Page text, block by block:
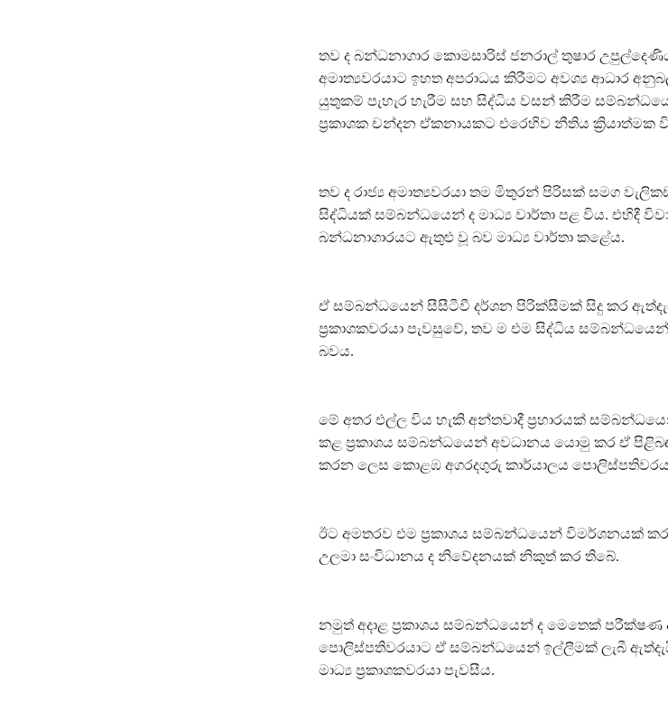
තව ද බන්ධනාගාර කොමසාරිස් ජනරාල් තුෂාර
අමාත්‍යවරයාට ඉහත අපරාධය කිරීමට අවශ්‍ය ආධාර
යුතුකම් පැහැර හැරීම සහ සිද්ධිය වසන් කිරීම
ප්‍රකාශක චන්දන ඒකනායකට එරෙහිව නීතිය ක්‍රියාත්මක
තව ද රාජ්‍ය අමාත්‍යවරයා තම මිතුරන් පිරිසක් සමග
සිද්ධියක් සම්බන්ධයෙන් ද මාධ්‍ය වාර්තා පළ විය. එහිදී
බන්ධනාගාරයට ඇතුළු වූ බව මාධ්‍ය වාර්තා කළේය.
ඒ සම්බන්ධයෙන් සීසීටීවී දර්ශන පිරික්සීමක් සිදු කර
ප්‍රකාශකවරයා පැවසුවේ, තව ම එම සිද්ධිය
බවය.
මේ අතර එල්ල විය හැකි අන්තවාදී ප්‍රහාරයක්
කළ ප්‍රකාශය සම්බන්ධයෙන් අවධානය යොමු කර ඒ
කරන ලෙස කොළඹ අගරදගුරු කාර්යාලය
ඊට අමතරව එම ප්‍රකාශය සම්බන්ධයෙන් විමර්ශනයක්
උලමා සංවිධානය ද නිවේදනයක් නිකුත් කර තිබේ.
නමුත් අදාළ ප්‍රකාශය සම්බන්ධයෙන් ද මෙතෙක්
පොලිස්පතිවරයාට ඒ සම්බන්ධයෙන් ඉල්ලීමක් ලැබී
මාධ්‍ය ප්‍රකාශකවරයා පැවසීය.